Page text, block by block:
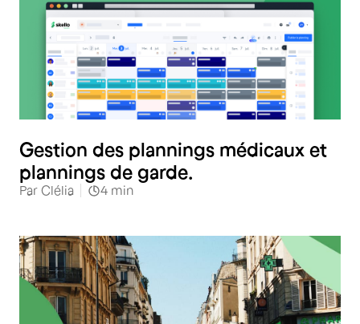
Gestion des plannings médicaux et
plannings de garde.
Par Clélia 4 min